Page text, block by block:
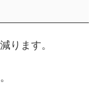
ります。